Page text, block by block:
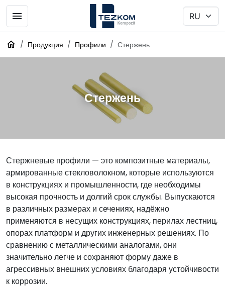
Продукция Профили Стержень
Стержень
Стержневые профили — это композитные материалы,
армированные стекловолокном, которые используются
в конструкциях и промышленности, где необходимы
высокая прочность и долгий срок службы. Выпускаются
в различных размерах и сечениях, надёжно
применяются в несущих конструкциях, перилах лестниц,
опорах платформ и других инженерных решениях. По
сравнению с металлическими аналогами, они
значительно легче и сохраняют форму даже в
агрессивных внешних условиях благодаря устойчивости
к коррозии.